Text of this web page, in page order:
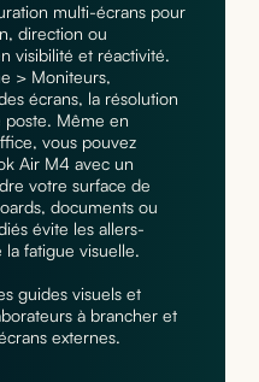
multi-écrans pour
direction ou
visibilité et réactivité.
> Moniteurs,
écrans, la résolution
poste. Même en
vous pouvez
Air M4 avec un
votre surface de
documents ou
évite les allers-
fatigue visuelle.
guides visuels et
à brancher et
externes.